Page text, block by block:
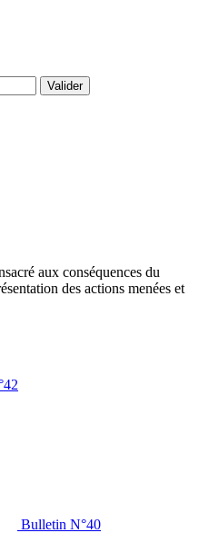
Valider
aux conséquences du
des actions menées et
Bulletin N°40